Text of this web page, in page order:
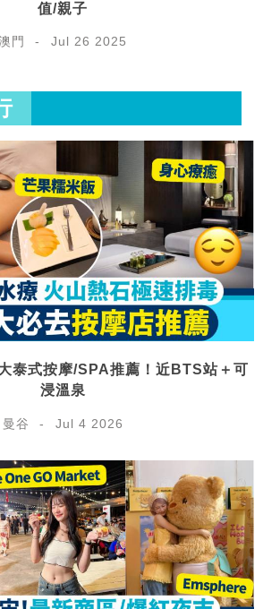
值/親子
門 Jul 26 2025
泰式按摩/SPA推薦！近BTS站＋可
浸溫泉
曼谷 Jul 4 2026